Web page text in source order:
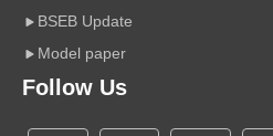
BSEB Update
Model paper
Follow Us